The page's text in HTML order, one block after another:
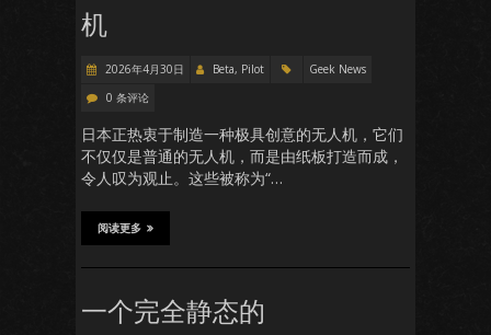
机
2026年4月30日 Beta, Pilot
Geek News
0 条评论
日本正热衷于制造一种极具创意的无人机，它们
不仅仅是普通的无人机，而是由纸板打造而成，
令人叹为观止。这些被称为“…
阅读更多
一个完全静态的